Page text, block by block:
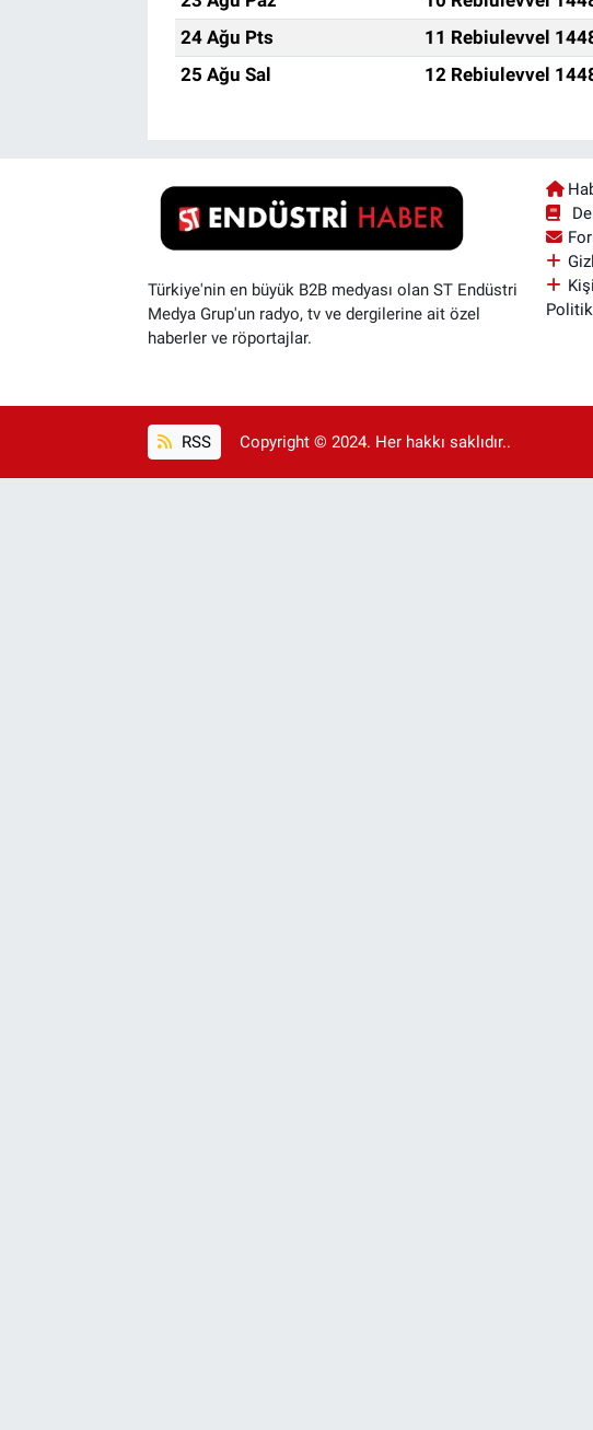
24 Ağu Pts
11 Rebiulevvel
25 Ağu Sal
12 Rebiulevvel
Türkiye'nin en büyük B2B medyası olan ST Endüstri
Medya Grup'un radyo, tv ve dergilerine ait özel
haberler ve röportajlar.
RSS Copyright © 2024. Her hakkı saklıdır..